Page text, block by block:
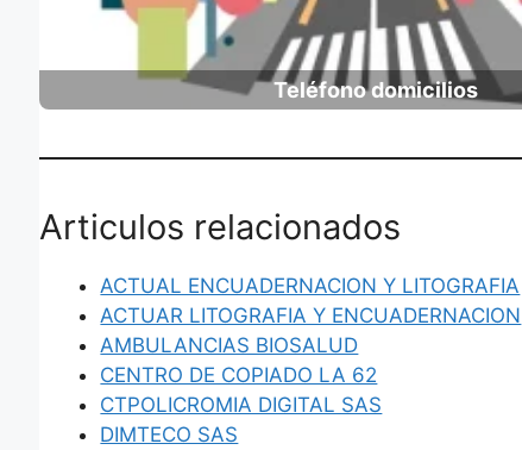
Teléfono domicilios
Articulos relacionados
ACTUAL ENCUADERNACION Y LITOGRAFIA
ACTUAR LITOGRAFIA Y ENCUADERNACION
AMBULANCIAS BIOSALUD
CENTRO DE COPIADO LA 62
CTPOLICROMIA DIGITAL SAS
DIMTECO SAS